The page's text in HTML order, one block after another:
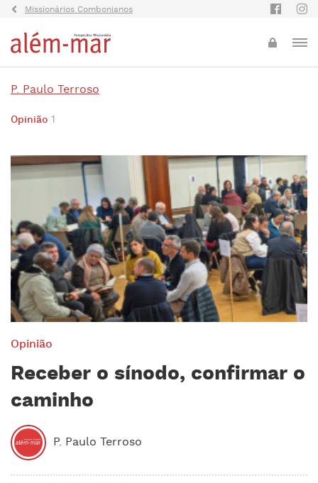
Missionários Combonianos
P. Paulo Terroso
Opinião 1
Opinião
Receber o sínodo, confirmar o
caminho
P. Paulo Terroso